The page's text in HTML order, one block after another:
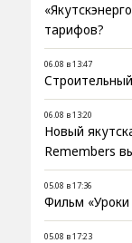
тарифов?
06.08 в 13:47
06.08 в 13:20
Новый
Remembers
05.08 в 17:36
Фильм
05.08 в 17:23